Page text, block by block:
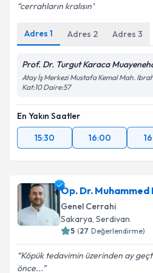
cerrahların kralısın
Adres 1 Adres 2 Adres 3
Prof. Dr. Turgut Karaca
Atay İş Merkezi Mustafa Kemal Mah.
Kat:10 Daire:57
En Yakın Saatler
15:30
16:00
Op. Dr. Muhammed
Genel Cerrahi
Sakarya, Serdivan
5 (27 Değerlendirme)
Köpük tedavimin üzerinden ay
önce...